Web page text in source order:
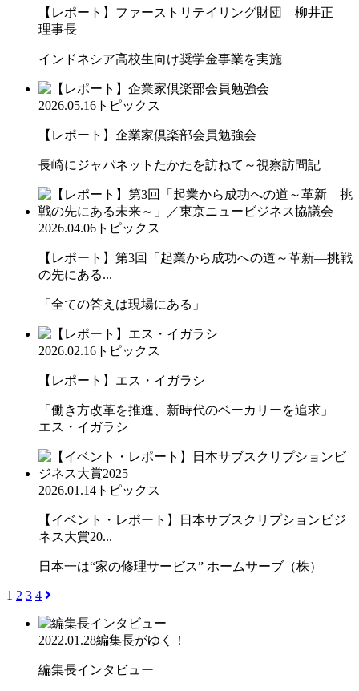
【レポート】ファーストリテイリング財団 柳井正
理事長
インドネシア高校生向け奨学金事業を実施
2026.05.16 トピックス
【レポート】企業家倶楽部会員勉強会
長崎にジャパネットたかたを訪ねて～視察訪問記
2026.04.06 トピックス
【レポート】第3回「起業から成功への道～革新―挑戦
の先にある...
「全ての答えは現場にある」
2026.02.16 トピックス
【レポート】エス・イガラシ
「働き方改革を推進、新時代のベーカリーを追求」
エス・イガラシ
2026.01.14 トピックス
【イベント・レポート】日本サブスクリプションビジ
ネス大賞20...
日本一は“家の修理サービス” ホームサーブ（株）
1 2 3 4
2022.01.28編集長がゆく！
編集長インタビュー